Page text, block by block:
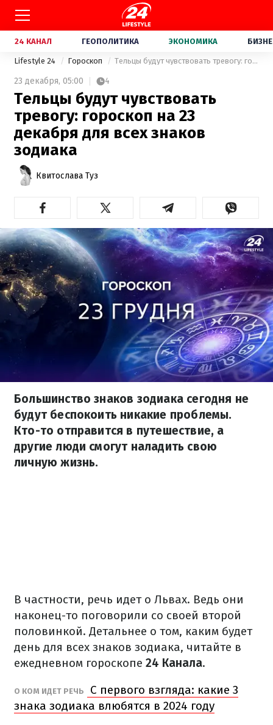
24 КАНАЛ ГЕОПОЛИТИКА ЭКОНОМИКА
Lifestyle 24 Гороскоп Тельцы будут чувствовать тревогу: гороскоп на 23 декабря для всех знаков зодиака
23 декабря, 05:00 4
Тельцы будут чувствовать
тревогу: гороскоп на 23
декабря для всех знаков
зодиака
Квитослава Туз
Большинство знаков зодиака сегодня не
будут беспокоить никакие проблемы.
Кто-то отправится в путешествие, а
другие люди смогут наладить свою
личную жизнь.
В частности, речь идет о Львах. Ведь они
наконец-то поговорили со своей второй
половинкой. Детальнее о том, каким будет
день для всех знаков зодиака, читайте в
ежедневном гороскопе 24 Канала.
О КОМ ИДЕТ РЕЧЬ
С первого взгляда: какие 3
знака зодиака влюбятся в 2024 году